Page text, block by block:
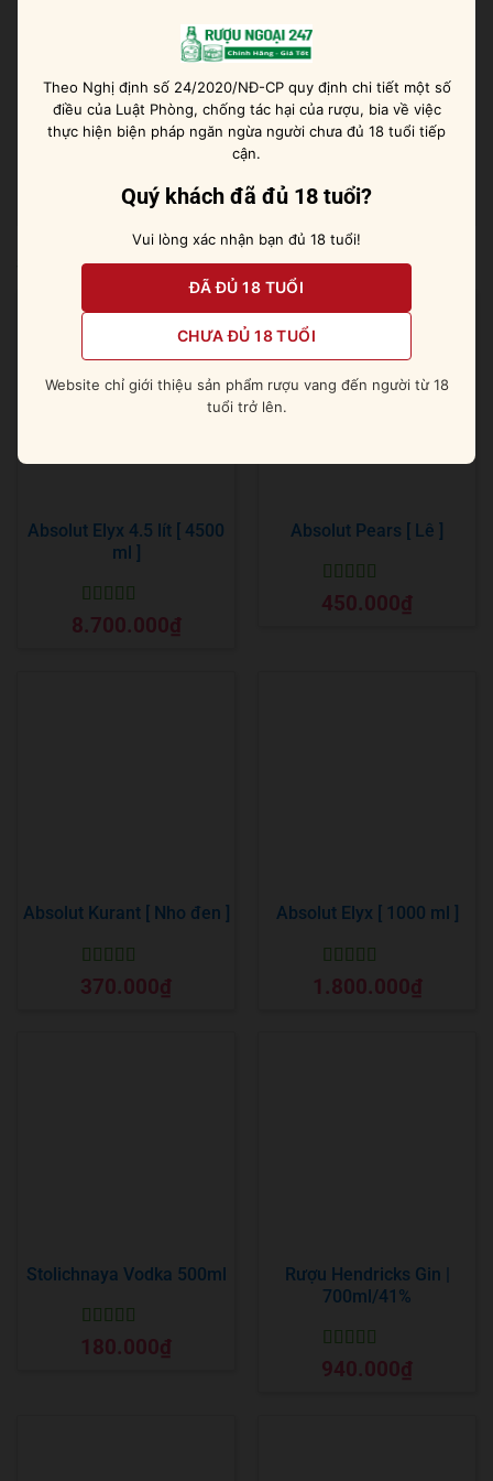
Gợi ý thưởng thức rượu
Vodka hoa hồng mới mẻ sẽ tạo nên sự sống động đặc
biệt trong bất kỳ ly cocktail nào mà bạn mong đợi.
Hoặc đôi khi bạn chỉ cần uống nó nguyên bản, thêm
Sản phẩm tương tự
Absolut Elyx 4.5 lít [ 4500
ml ]
Được xếp
hạng55 sao
8.700.000₫
Absolut Pears [ Lê ]
Được xếp
hạng 55 sao
450.000₫
Absolut Kurant [ Nho đen ]
Được xếp
hạng55 sao
370.000₫
Absolut Elyx [ 1000 ml ]
Được xếp
hạng55 sao
1.800.000₫
Stolichnaya Vodka 500ml
Được xếp
hạng55 sao
180.000₫
Rượu Hendricks Gin |
700ml/41%
Được xếp
hạng55 sao
940.000₫
Theo Nghị định số 24/2020/NĐ-CP quy định chi tiết một số
điều của Luật Phòng, chống tác hại của rượu, bia về việc
thực hiện biện pháp ngăn ngừa người chưa đủ 18 tuổi tiếp
cận.
Quý khách đã đủ 18 tuổi?
Vui lòng xác nhận bạn đủ 18 tuổi!
ĐÃ ĐỦ 18 TUỔI
CHƯA ĐỦ 18 TUỔI
Website chỉ giới thiệu sản phẩm rượu vang đến người từ 18
tuổi trở lên.